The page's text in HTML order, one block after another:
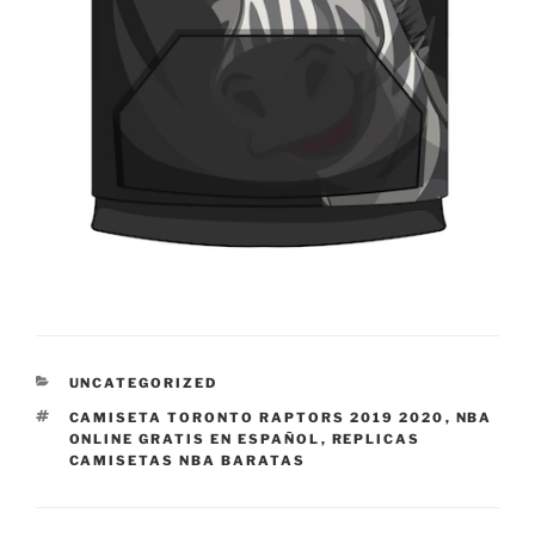
CATEGORÍAS
UNCATEGORIZED
ETIQUETAS
CAMISETA TORONTO RAPTORS 2019 2020 , NBA
ONLINE GRATIS EN ESPAÑOL , REPLICAS
CAMISETAS NBA BARATAS